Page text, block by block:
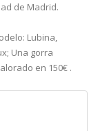
de Madrid.
Lubina,
Una gorra
en 150€ .